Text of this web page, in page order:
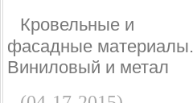
Кровельные и
фасадные материалы.
Виниловый и метал